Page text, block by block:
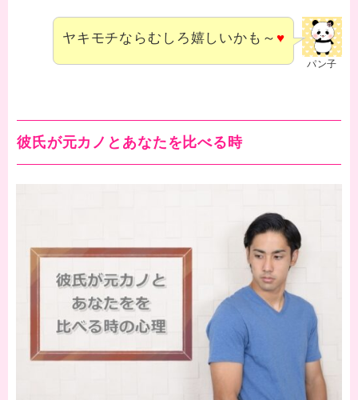
パン子
ヤキモチならむしろ嬉しいかも～ ♥
彼氏が元カノとあなたを比べる時